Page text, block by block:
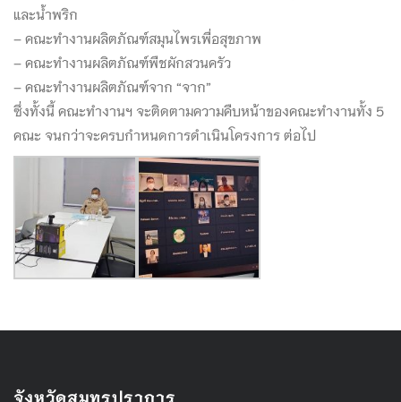
และน้ำพริก
– คณะทำงานผลิตภัณฑ์สมุนไพรเพื่อสุขภาพ
– คณะทำงานผลิตภัณฑ์พืชผักสวนครัว
– คณะทำงานผลิตภัณฑ์จาก “จาก”
ซึ่งทั้งนี้ คณะทำงานฯ จะติดตามความคืบหน้าของคณะทำงานทั้ง 5
คณะ จนกว่าจะครบกำหนดการดำเนินโครงการ ต่อไป
จังหวัดสมุทรปราการ